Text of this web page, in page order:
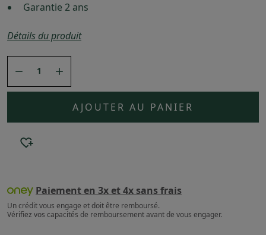
Garantie 2 ans
Détails du produit
 
AJOUTER AU PANIER
Paiement en 3x et 4x sans frais
Un crédit vous engage et doit être remboursé.
Vérifiez vos capacités de remboursement avant de vous engager.